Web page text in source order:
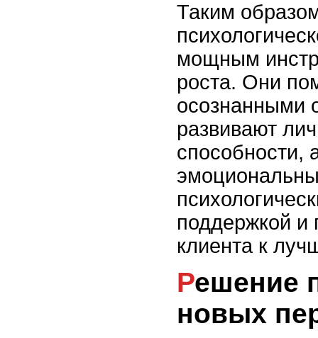
Таким
мощным
роста. Они
осознанными
развивают
способности,
поддержкой и
клиента к
Решение проблем и поиск
новых